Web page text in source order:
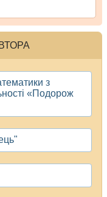
з
«Подорож